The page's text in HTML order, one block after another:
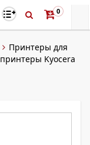
0
Принтеры для
Kyocera